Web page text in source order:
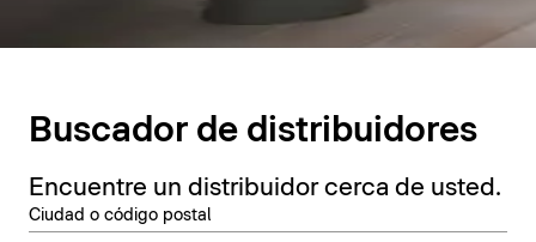
Buscador de distribuidores
Encuentre un distribuidor cerca de usted.
Ciudad o código postal